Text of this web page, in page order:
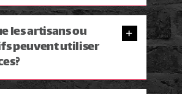
les artisans ou
peuvent utiliser